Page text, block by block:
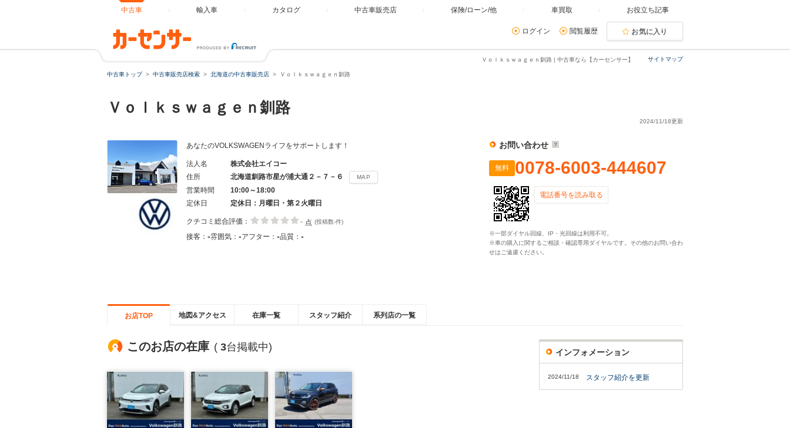
中古車 輸入車 カタログ 中古車販売店 保険/ローン/他 車買取 お役立ち記事
ログイン 閲覧履歴 お気に入り
サイトマップ
Ｖｏｌｋｓｗａｇｅｎ釧路 | 中古車なら【カーセンサー】
中古車トップ 中古車販売店検索 北海道の中古車販売店 Ｖｏｌｋｓｗａｇｅｎ釧路
Ｖｏｌｋｓｗａｇｅｎ釧路
2024/11/18更新
あなたのVOLKSWAGENライフをサポートします！
法人名
株式会社エイコー
住所
北海道釧路市星が浦大通２－７－６ MAP
営業時間
10:00～18:00
定休日
定休日：月曜日・第２火曜日
クチコミ総合評価： - 点 (投稿数-件)
接客： -雰囲気： -アフター： -品質： -
お問い合わせ
無料 0078-6003-444607
電話番号を読み取る
※一部ダイヤル回線、IP・光回線は利用不可。
※車の購入に関するご相談・確認専用ダイヤルです。その他のお問い合わ
せはご遠慮ください。
お店TOP 地図&アクセス 在庫一覧 スタッフ紹介 系列店の一覧
このお店の在庫 ( 3台掲載中) インフォメーション
2024/11/18 スタッフ紹介を更新